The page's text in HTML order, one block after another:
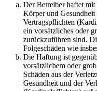
Der Betreiber haftet
Körper und
Vertragspflichten
ein vorsätzliches oder
zurückzuführen sind.
Folgeschäden wie
Die Haftung ist
vorsätzlichem oder
Schäden aus der
Gesundheit und der